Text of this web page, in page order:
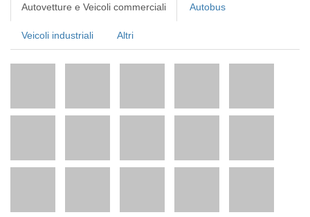
Autovetture e Veicoli commerciali Autobus
Veicoli industriali Altri